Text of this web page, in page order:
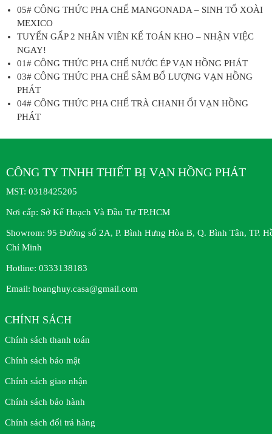
05# CÔNG THỨC PHA CHẾ MANGONADA – SINH TỐ XOÀI
MEXICO
TUYỂN GẤP 2 NHÂN VIÊN KẾ TOÁN KHO – NHẬN VIỆC
NGAY!
01# CÔNG THỨC PHA CHẾ NƯỚC ÉP VẠN HỒNG PHÁT
03# CÔNG THỨC PHA CHẾ SÂM BỔ LƯỢNG VẠN HỒNG
PHÁT
04# CÔNG THỨC PHA CHẾ TRÀ CHANH ỔI VẠN HỒNG
PHÁT
CÔNG TY TNHH THIẾT BỊ VẠN HỒNG PHÁT
MST: 0318425205
Nơi cấp: Sở Kế Hoạch Và Đầu Tư TP.HCM
Showrom: 95 Đường số 2A, P. Bình Hưng Hòa B, Q. Bình Tân, TP.
Chí Minh
Hotline: 0333138183
Email: hoanghuy.casa@gmail.com
CHÍNH SÁCH
Chính sách thanh toán
Chính sách bảo mật
Chính sách giao nhận
Chính sách bảo hành
Chính sách đổi trả hàng